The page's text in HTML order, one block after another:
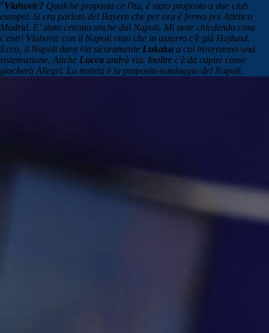
"Vlahovic? Qualche proposta ce l'ha, è stato proposto a due club
europei. Si era parlato del Bayern che per ora è fermo poi Atletico
Madrid. E' stato cercato anche dal Napoli. Mi state chiedendo cosa
c'entri Vlahovic con il Napoli visto che in azzurro c'è già Hojlund.
Ecco, il Napoli dara via sicuramente Lukaku a cui troveranno una
sistemazione. Anche Lucca andrà via. Inoltre c'è da capire come
giocherà Allegri. La notizia è la proposta-sondaggio del Napoli.